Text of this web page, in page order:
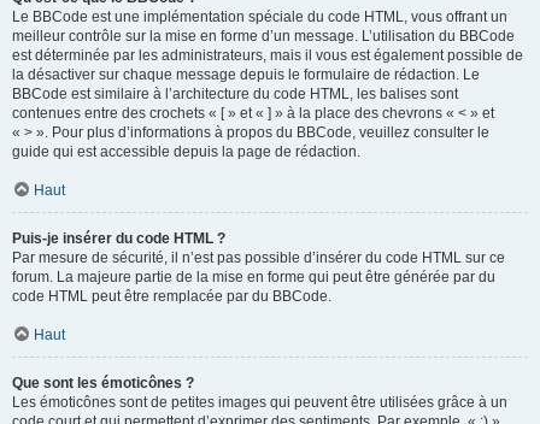
Le BBCode est une implémentation spéciale du code HTML, vous offrant un
meilleur contrôle sur la mise en forme d’un message. L’utilisation du BBCode
est déterminée par les administrateurs, mais il vous est également possible de
la désactiver sur chaque message depuis le formulaire de rédaction. Le
BBCode est similaire à l’architecture du code HTML, les balises sont
contenues entre des crochets « [ » et « ] » à la place des chevrons « < » et
« > ». Pour plus d’informations à propos du BBCode, veuillez consulter le
guide qui est accessible depuis la page de rédaction.
Haut
Puis-je insérer du code HTML ?
Par mesure de sécurité, il n’est pas possible d’insérer du code HTML sur ce
forum. La majeure partie de la mise en forme qui peut être générée par du
code HTML peut être remplacée par du BBCode.
Haut
Que sont les émoticônes ?
Les émoticônes sont de petites images qui peuvent être utilisées grâce à un